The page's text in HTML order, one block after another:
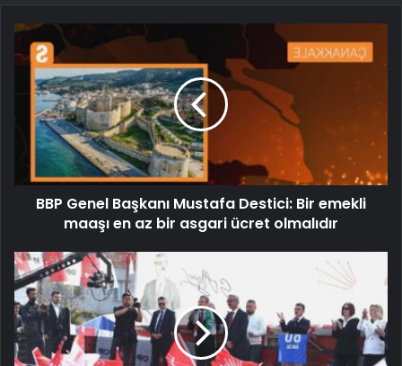
BBP Genel Başkanı Mustafa Destici: Bir emekli
maaşı en az bir asgari ücret olmalıdır